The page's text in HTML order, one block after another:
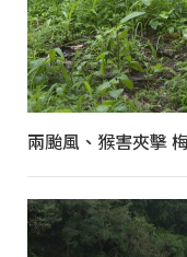
兩颱風、猴害夾擊